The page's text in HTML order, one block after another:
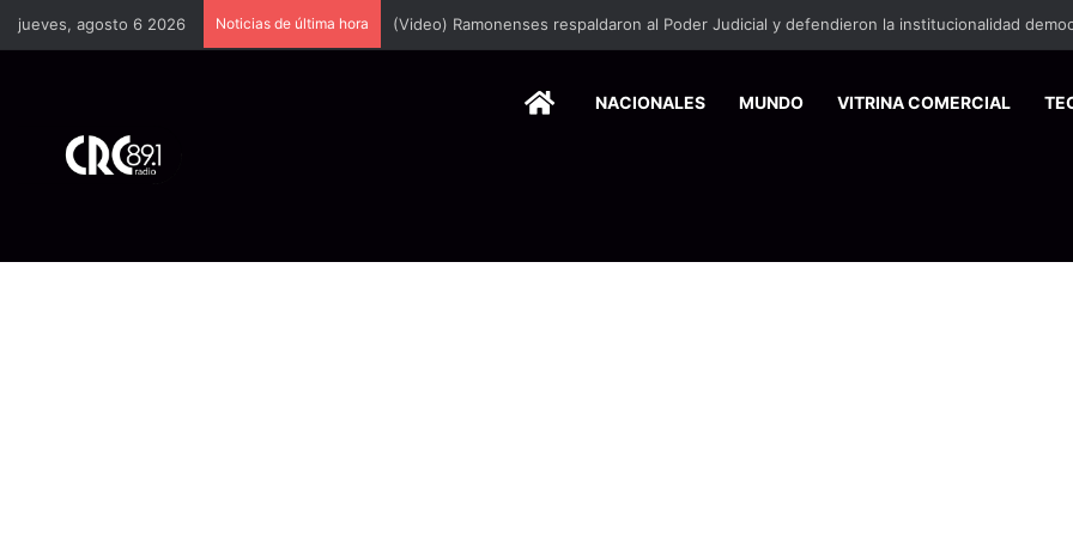
jueves, agosto 6 2026 Noticias de última hora
HOMENACIONALES MUNDO VITRINA COMERCIAL